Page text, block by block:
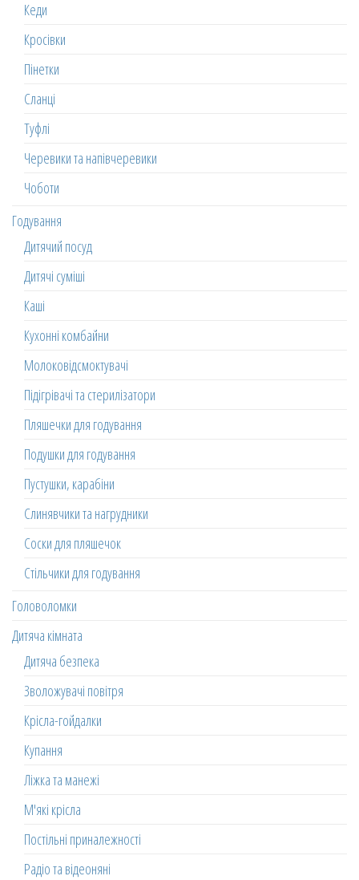
Кеди
Кросівки
Пінетки
Сланці
Туфлі
Черевики та напівчеревики
Чоботи
Годування
Дитячий посуд
Дитячі суміші
Каші
Кухонні комбайни
Молоковідсмоктувачі
Підігрівачі та стерилізатори
Пляшечки для годування
Подушки для годування
Пустушки, карабіни
Слинявчики та нагрудники
Соски для пляшечок
Стільчики для годування
Головоломки
Дитяча кімната
Дитяча безпека
Зволожувачі повітря
Крісла-гойдалки
Купання
Ліжка та манежі
М'які крісла
Постільні приналежності
Радіо та відеоняні